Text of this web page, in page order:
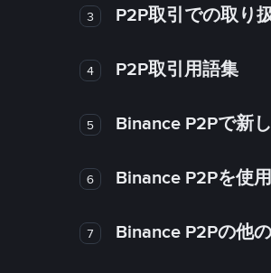
3 P2P取引での取り
4 P2P取引用語集
5 Binance P2Pで新
6 Binance P2Pを使
7 Binance P2Pの他